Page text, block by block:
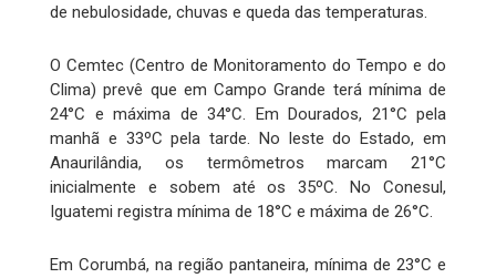
de nebulosidade, chuvas e queda das temperaturas.
O Cemtec (Centro de Monitoramento do Tempo e do
Clima) prevê que em Campo Grande terá mínima de
24°C e máxima de 34°C. Em Dourados, 21°C pela
manhã e 33ºC pela tarde. No leste do Estado, em
Anaurilândia, os termômetros marcam 21°C
inicialmente e sobem até os 35ºC. No Conesul,
Iguatemi registra mínima de 18°C e máxima de 26°C.
Em Corumbá, na região pantaneira, mínima de 23°C e